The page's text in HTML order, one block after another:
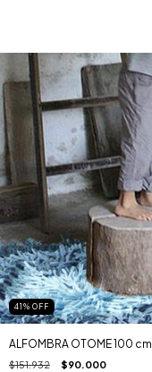
41 % OFF
ALFOMBRA OTOME 100 cm
$151.932 $90.000